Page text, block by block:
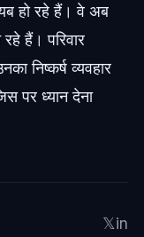
हो रहे हैं। वे अब
हैं। परिवार
निष्कर्ष व्यवहार
पर ध्यान देना
𝕏in